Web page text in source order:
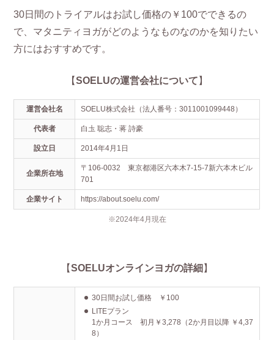
30日間のトライアルはお試し価格の￥100でできるの
で、マタニティヨガがどのようなものなのかを知りたい
方にはおすすめです。
【SOELUの運営会社について 】
運営会社名 SOELU株式会社（法人番号：3011001099448）
代表者 白圡 聡志・蒋 詩豪
設立日 2014年4月1日
企業所在地
〒106-0032 東京都港区六本木7-15-7新六本木ビル
701
企業サイト https://about.soelu.com/
※2024年4月現在
【SOELUオンラインヨガの詳細 】
30日間お試し価格 ￥100
LITEプラン
1か月コース 初月￥3,278（2か月目以降 ￥4,37
8）